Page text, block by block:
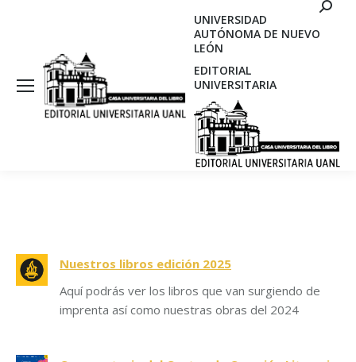
UNIVERSIDAD
AUTÓNOMA DE NUEVO
LEÓN
EDITORIAL
UNIVERSITARIA
Nuestros libros edición 2025
Aquí podrás ver los libros que van surgiendo de
imprenta así como nuestras obras del 2024